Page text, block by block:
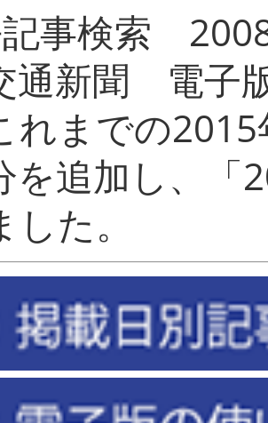
事検索
新聞 電子
れまでの
を追加し、「
まし